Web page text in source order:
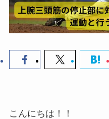
こんにちは！！